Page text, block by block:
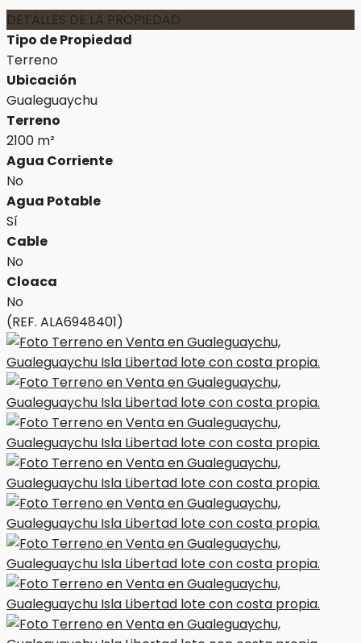
DETALLES DE LA PROPIEDAD
Tipo de Propiedad
Terreno
Ubicación
Gualeguaychu
Terreno
2100 m²
Agua Corriente
No
Agua Potable
Sí
Cable
No
Cloaca
No
(REF. ALA6948401)